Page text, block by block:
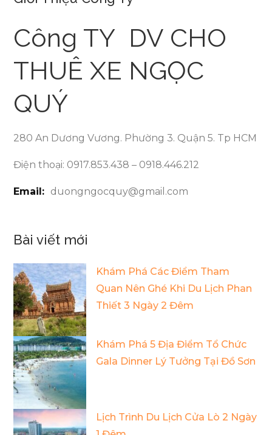
Công TY DV CHO
THUÊ XE NGỌC
QUÝ
280 An Dương Vương. Phường 3. Quận 5. Tp HCM
Điện thoại: 0917.853.438 – 0918.446.212
Email: duongngocquy@gmail.com
Bài viết mới
Khám Phá Các Điểm Tham
Quan Nên Ghé Khi Du Lịch Phan
Thiết 3 Ngày 2 Đêm
Khám Phá 5 Địa Điểm Tổ Chức
Gala Dinner Lý Tưởng Tại Đồ Sơn
Lịch Trình Du Lịch Cửa Lò 2 Ngày